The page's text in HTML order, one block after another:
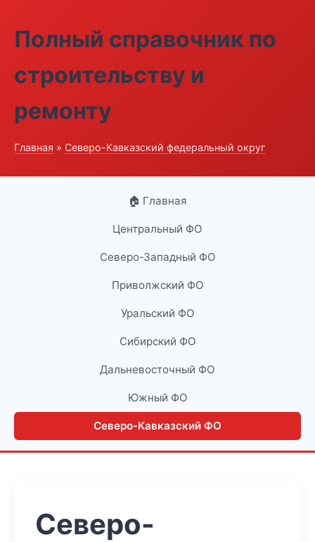
Полный справочник по
строительству и
ремонту
Главная » Северо-Кавказский федеральный округ
🏠 Главная
Центральный ФО
Северо-Западный ФО
Приволжский ФО
Уральский ФО
Сибирский ФО
Дальневосточный ФО
Южный ФО
Северо-Кавказский ФО
Северо-